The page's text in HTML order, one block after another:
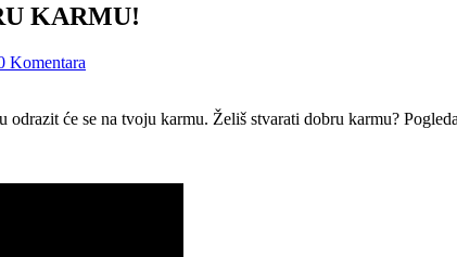
KARMU!
Komentara
će se na tvoju karmu. Želiš stvarati dobru karmu?